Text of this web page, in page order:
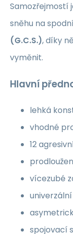
Samozřejmostí
sněhu na
(G.C.S.), díky
vyměnit.
Hlavní
lehká
vhodné
12
vícezubé
spojovací